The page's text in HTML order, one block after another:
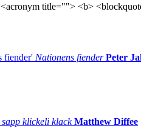
title=""> <b>
Nationens fiender Peter
sapp klickeli klack Matthew Diffee